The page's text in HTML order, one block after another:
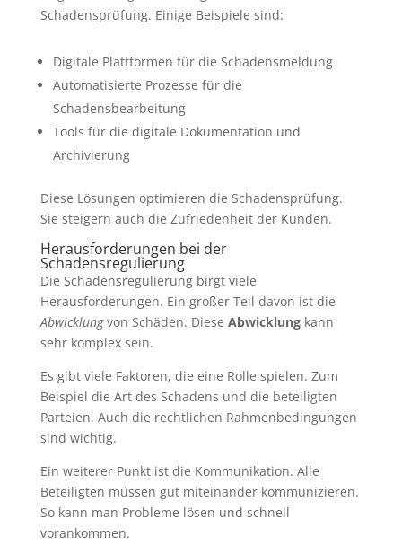
Schadensprüfung. Einige Beispiele sind:
Digitale Plattformen für die Schadensmeldung
Automatisierte Prozesse für die
Schadensbearbeitung
Tools für die digitale Dokumentation und
Archivierung
Diese Lösungen optimieren die Schadensprüfung.
Sie steigern auch die Zufriedenheit der Kunden.
Herausforderungen bei der
Schadensregulierung
Die Schadensregulierung birgt viele
Herausforderungen. Ein großer Teil davon ist die
Abwicklungvon Schäden. Diese Abwicklungkann
sehr komplex sein.
Es gibt viele Faktoren, die eine Rolle spielen. Zum
Beispiel die Art des Schadens und die beteiligten
Parteien. Auch die rechtlichen Rahmenbedingungen
sind wichtig.
Ein weiterer Punkt ist die Kommunikation. Alle
Beteiligten müssen gut miteinander kommunizieren.
So kann man Probleme lösen und schnell
vorankommen.